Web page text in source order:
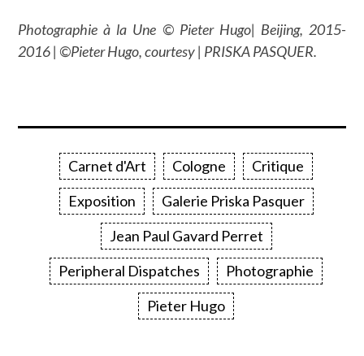
Photographie à la Une © Pieter Hugo| Beijing, 2015-
2016 | ©Pieter Hugo, courtesy | PRISKA PASQUER.
Carnet d'Art Cologne
Critique
Exposition
Galerie Priska Pasquer
Jean Paul Gavard Perret
Peripheral Dispatches
Photographie
Pieter Hugo